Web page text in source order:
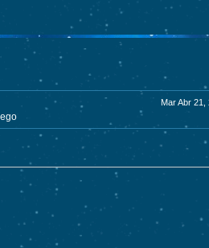
Mar Abr 21,